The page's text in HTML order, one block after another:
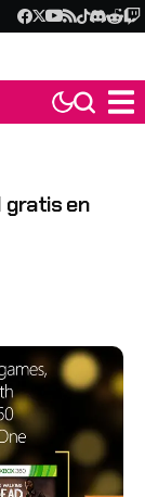
gratis en